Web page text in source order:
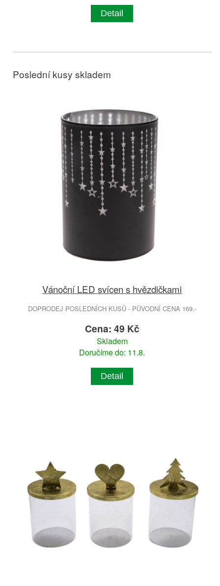
Detail
Poslední kusy skladem
Vánoční LED svícen s hvězdičkami
DOPRODEJ POSLEDNÍCH KUSŮ - PŮVODNÍ CENA 169.-
Cena: 49 Kč
Skladem
Doručíme do: 11.8.
Detail